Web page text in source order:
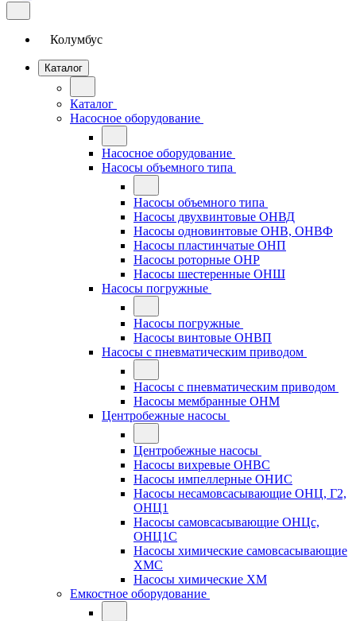
Колумбус
Каталог
Каталог
Насосное оборудование
Насосное оборудование
Насосы объемного типа
Насосы объемного типа
Насосы двухвинтовые ОНВД
Насосы одновинтовые ОНВ, ОНВФ
Насосы пластинчатые ОНП
Насосы роторные ОНР
Насосы шестеренные ОНШ
Насосы погружные
Насосы погружные
Насосы винтовые ОНВП
Насосы с пневматическим приводом
Насосы с пневматическим приводом
Насосы мембранные ОНМ
Центробежные насосы
Центробежные насосы
Насосы вихревые ОНВС
Насосы импеллерные ОНИС
Насосы несамовсасывающие ОНЦ, Г2,
ОНЦ1
Насосы самовсасывающие ОНЦс,
ОНЦ1С
Насосы химические самовсасывающие
ХМС
Насосы химические ХМ
Емкостное оборудование